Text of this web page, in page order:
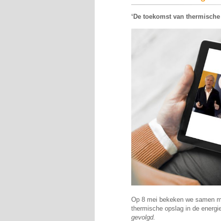
‘De toekomst van
Op 8 mei bekeken we samen
thermische opslag in de
gevolgd.